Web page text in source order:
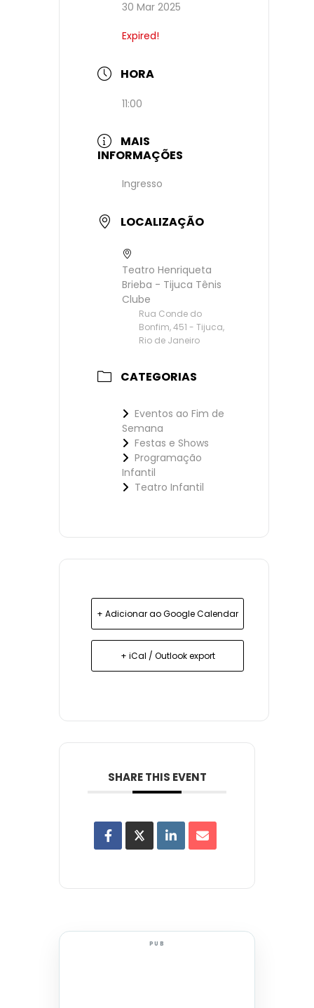
30 Mar 2025
Expired!
HORA
11:00
MAIS
INFORMAÇÕES
Ingresso
LOCALIZAÇÃO
Teatro Henriqueta
Brieba - Tijuca Tênis
Clube
Rua Conde do
Bonfim, 451 - Tijuca,
Rio de Janeiro
CATEGORIAS
Eventos ao Fim de
Semana
Festas e Shows
Programação
Infantil
Teatro Infantil
+ Adicionar ao Google Calendar
+ iCal / Outlook export
SHARE THIS EVENT
PUB